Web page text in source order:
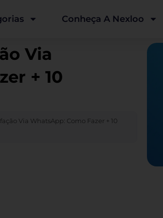
Conheça A Nexloo
Via
+ 10
Via WhatsApp: Como Fazer + 10